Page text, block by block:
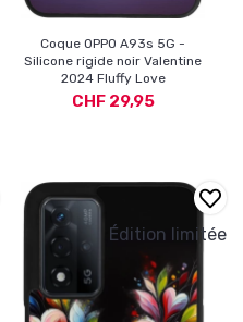
Coque OPPO A93s 5G -
Silicone rigide noir Valentine
2024 Fluffy Love
CHF 29,95
Édition limitée